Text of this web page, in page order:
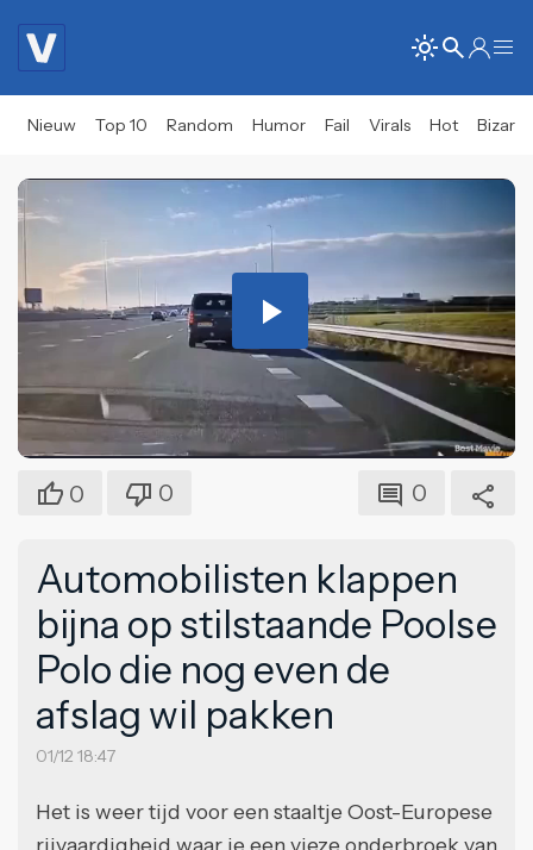
Nieuw Top 10 Random Humor Fail Virals Hot Bizar
Play
Video
0 0 0
Automobilisten klappen
bijna op stilstaande Poolse
Polo die nog even de
afslag wil pakken
01/12 18:47
Het is weer tijd voor een staaltje Oost-Europese
rijvaardigheid waar je een vieze onderbroek van